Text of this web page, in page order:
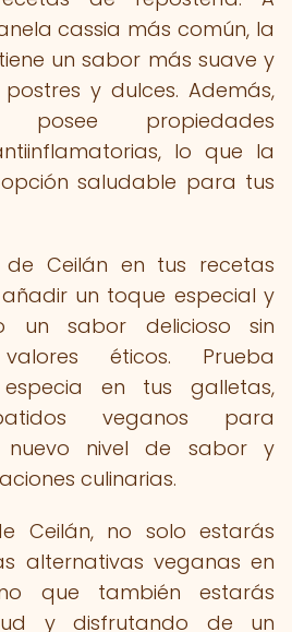
cassia más común, la
un sabor más suave y
y dulces. Además,
propiedades
lo que la
saludable para tus
Ceilán en tus recetas
un toque especial y
un sabor delicioso sin
éticos. Prueba
en tus galletas,
veganos para
nuevo nivel de sabor y
culinarias.
Ceilán, no solo estarás
alternativas veganas en
que también estarás
y disfrutando de un